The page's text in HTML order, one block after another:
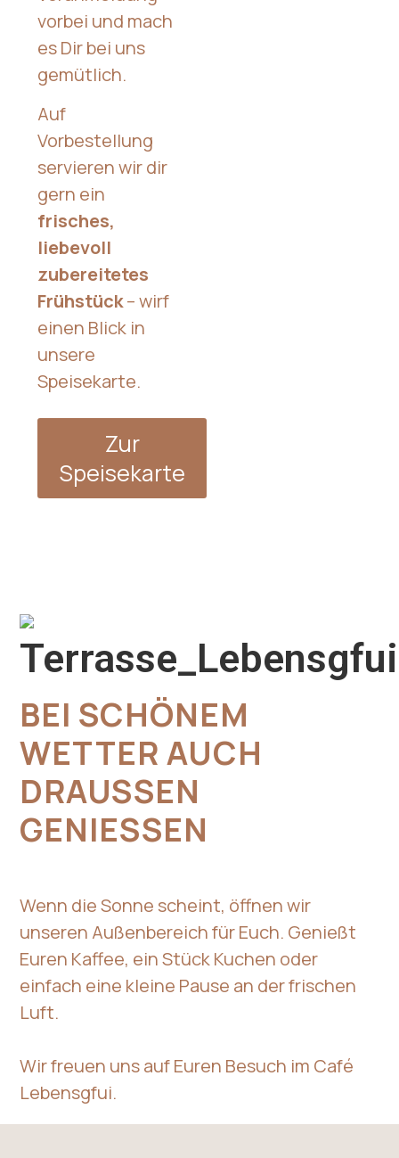
vorbei und mach
es Dir bei uns
gemütlich.
Auf
Vorbestellung
servieren wir dir
gern ein
frisches,
liebevoll
zubereitetes
Frühstück– wirf
einen Blick in
unsere
Speisekarte.
Zur
Speisekarte
BEI SCHÖNEM
WETTER AUCH
DRAUSSEN G
ENIESSEN
Wenn die Sonne scheint, öffnen wir
unseren Außenbereich für Euch. Genießt
Euren Kaffee, ein Stück Kuchen oder
einfach eine kleine Pause an der frischen
Luft.
Wir freuen uns auf Euren Besuch im Café
Lebensgfui.